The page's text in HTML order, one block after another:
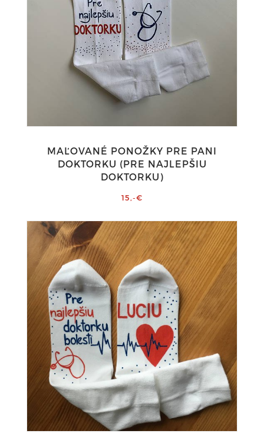
MAĽOVANÉ PONOŽKY PRE PANI
DOKTORKU (PRE NAJLEPŠIU
DOKTORKU)
15,-€